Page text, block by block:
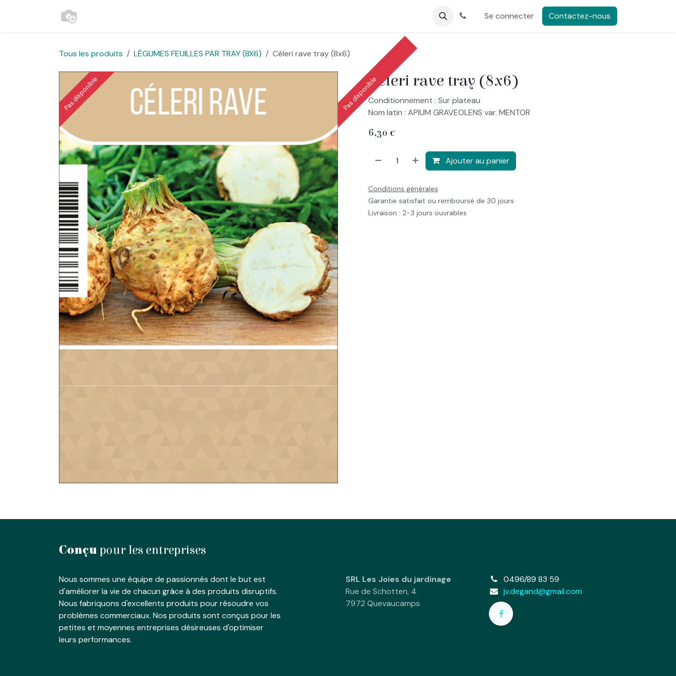
Se connecter Contactez-nous
Tous les produits LÉGUMES FEUILLES PAR TRAY (8X6) Céleri rave tray (8x6)
Pas disponible Céleri rave tray (8x6)
Pas disponibleConditionnement : Sur plateau
Nom latin : APIUM GRAVEOLENS var. MENTOR
6,30 €
Ajouter au panier
Conditions générales
Garantie satisfait ou remboursé de 30 jours
Livraison : 2-3 jours ouvrables
Conçupour les entreprises
Nous sommes une équipe de passionnés dont le but est
d'améliorer la vie de chacun grâce à des produits disruptifs.
Nous fabriquons d'excellents produits pour résoudre vos
problèmes commerciaux. Nos produits sont conçus pour les
petites et moyennes entreprises désireuses d'optimiser
leurs performances.
SRL Les Joies du jardinage
Rue de Schotten, 4
7972 Quevaucamps
0496/89 83 59
jv.degand@gmail.com